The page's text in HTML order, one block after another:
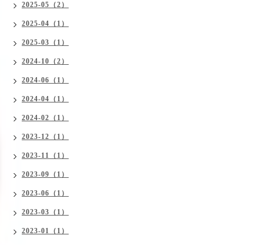
2025-05（2）
2025-04（1）
2025-03（1）
2024-10（2）
2024-06（1）
2024-04（1）
2024-02（1）
2023-12（1）
2023-11（1）
2023-09（1）
2023-06（1）
2023-03（1）
2023-01（1）